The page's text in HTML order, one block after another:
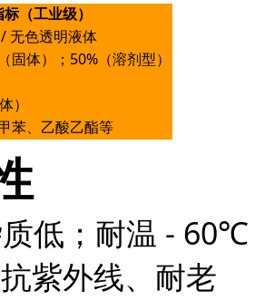
标（工业级）
无色透明液体
固体）；50%（溶剂型）
）
苯、乙酸乙酯等
低；耐温 - 60℃
紫外线、耐老